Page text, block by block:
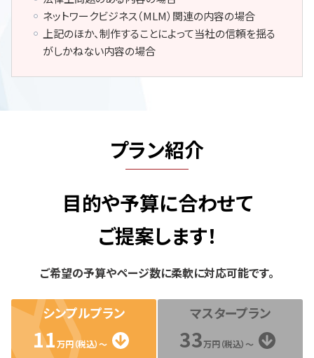
ネットワークビジネス（MLM）関連の内容の場合
上記のほか、制作することによって当社の信頼を揺る
がしかねない内容の場合
プラン紹介
目的や予算に合わせて
ご提案します！
ご希望の予算やページ数に柔軟に対応可能です。
シンプルプラン
11万円（税込）～
マスタープラン
33万円（税込）～